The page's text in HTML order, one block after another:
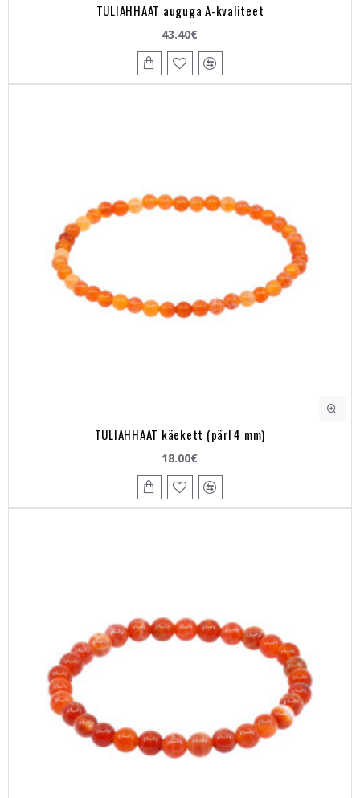
TULIAHHAAT auguga A-kvaliteet
43.40€
TULIAHHAAT käekett (pärl 4 mm)
18.00€